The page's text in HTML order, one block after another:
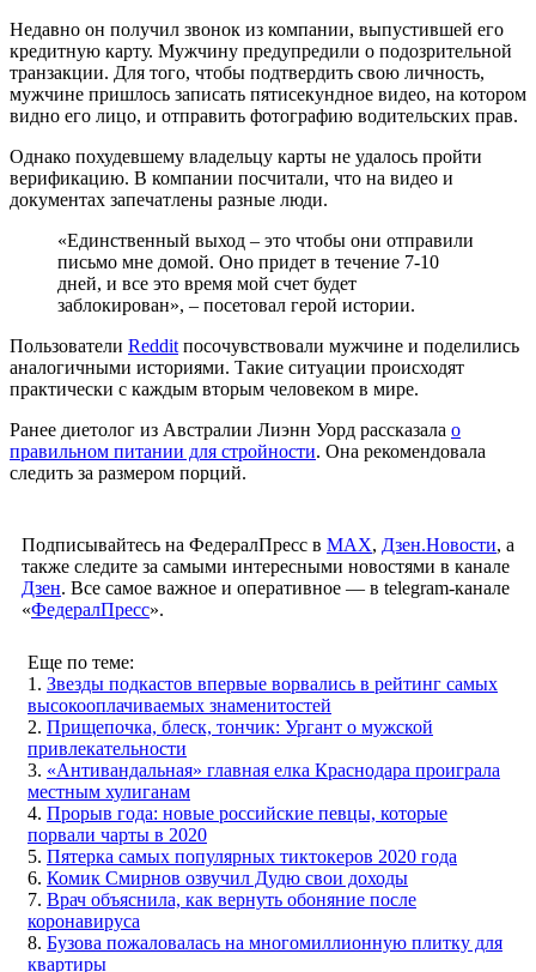
Недавно он получил звонок из компании, выпустившей его
кредитную карту. Мужчину предупредили о подозрительной
транзакции. Для того, чтобы подтвердить свою личность,
мужчине пришлось записать пятисекундное видео, на котором
видно его лицо, и отправить фотографию водительских прав.
Однако похудевшему владельцу карты не удалось пройти
верификацию. В компании посчитали, что на видео и
документах запечатлены разные люди.
«Единственный выход – это чтобы они отправили
письмо мне домой. Оно придет в течение 7-10
дней, и все это время мой счет будет
заблокирован», – посетовал герой истории.
Пользователи Reddit посочувствовали мужчине и поделились
аналогичными историями. Такие ситуации происходят
практически с каждым вторым человеком в мире.
Ранее диетолог из Австралии Лиэнн Уорд рассказала о
правильном питании для стройности. Она рекомендовала
следить за размером порций.
Подписывайтесь на ФедералПресс в МАХ, Дзен.Новости, а
также следите за самыми интересными новостями в канале
Дзен. Все самое важное и оперативное — в telegram-канале
«ФедералПресс».
Еще по теме:
1. Звезды подкастов впервые ворвались в рейтинг самых
высокооплачиваемых знаменитостей
2. Прищепочка, блеск, тончик: Ургант о мужской
привлекательности
3. «Антивандальная» главная елка Краснодара проиграла
местным хулиганам
4. Прорыв года: новые российские певцы, которые
порвали чарты в 2020
5. Пятерка самых популярных тиктокеров 2020 года
6. Комик Смирнов озвучил Дудю свои доходы
7. Врач объяснила, как вернуть обоняние после
коронавируса
8. Бузова пожаловалась на многомиллионную плитку для
квартиры